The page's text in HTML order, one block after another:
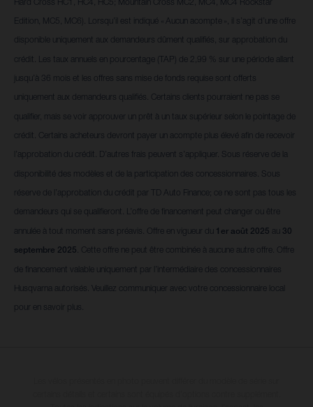
Edition, MC5, MC6). Lorsqu’il est indiqué « Aucun acompte », il s’agit d’une offre
disponible uniquement aux demandeurs dûment qualifiés, sur approbation du
crédit. Les taux annuels en pourcentage (TAP) de 2,99 % sur une période allant
jusqu’à 36 mois et les offres sans mise de fonds requise sont offerts
uniquement aux demandeurs qualifiés. Certains clients pourraient ne pas se
qualifier, mais se voir approuver un prêt à un taux supérieur selon le pointage de
crédit. Certains acheteurs devront payer un acompte plus élevé afin de recevoir
l’approbation du crédit. D’autres frais peuvent s’appliquer. Sous réserve de la
disponibilité des modèles et de la participation des concessionnaires. Sous
réserve de l’approbation du crédit par TD Auto Finance; ce ne sont pas tous les
demandeurs qui se qualifieront. L’offre de financement peut changer ou être
annulée à tout moment sans préavis. Offre en vigueur du 1er août 2025 au 30
septembre 2025. Cette offre ne peut être combinée à aucune autre offre. Offre
de financement valable uniquement par l’intermédiaire des concessionnaires
Husqvarna autorisés. Veuillez communiquer avec votre concessionnaire local
pour en savoir plus.